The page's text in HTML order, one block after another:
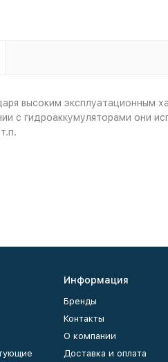
высоким эксплуатационным
с гидроаккумуляторами они
Информация
Бренды
Контакты
О компании
Доставка и оплата